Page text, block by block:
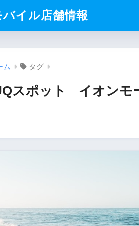
バイル店舗情報
ム タグ
スポット イオンモ